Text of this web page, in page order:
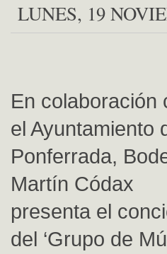
LUNES, 19
En colaboración
el Ayuntamiento
Ponferrada,
Martín Códax
presenta el
del ‘Grupo de